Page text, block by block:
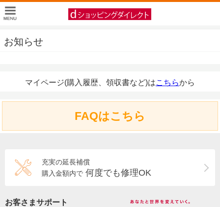
お知らせ
マイページ(購入履歴、領収書など)はこちらから
FAQはこちら
充実の延長補償
購入金額内で 何度でも修理OK
お客さまサポート